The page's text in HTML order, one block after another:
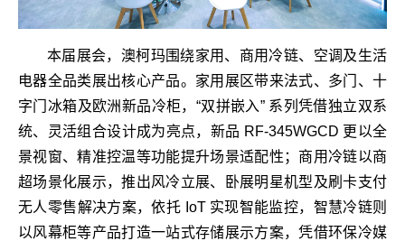
本届展会，澳柯玛围绕家用、商用冷链、空调及生活
电器全品类展出核心产品。家用展区带来法式、多门、十
字门冰箱及欧洲新品冷柜，“双拼嵌入” 系列凭借独立双系
统、灵活组合设计成为亮点，新品 RF-345WGCD 更以全
景视窗、精准控温等功能提升场景适配性；商用冷链以商
超场景化展示，推出风冷立展、卧展明星机型及刷卡支付
无人零售解决方案，依托 IoT 实现智能监控，智慧冷链则
以风幕柜等产品打造一站式存储展示方案，凭借环保冷媒